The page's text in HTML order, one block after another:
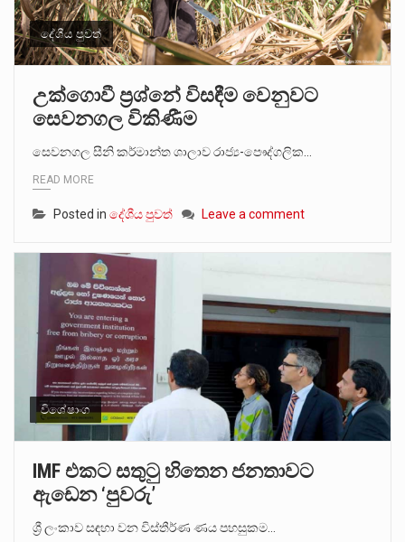
අගෝස්තු මස දෙවන ඉරිදා ලිට් රූම් සූම් සංවාදය පැවැත්වෙන්නේ "කතා කරන මහ වැව" නම් නකතාවක්…
දේශීය පුවත්
උක්ගොවී ප්‍රශ්නේ විසඳීම වෙනුවට
සෙවනගල විකිණීම
සෙවනගල සීනි කර්මාන්ත ශාලාව රාජ්‍ය-පෞද්ගලික…
READ MORE
Posted in දේශීය පුවත් Leave a comment
විශේෂාංග
IMF එකට සතුටු හිතෙන ජනතාවට
ඇඩෙන ‘පුවරු’
ශ්‍රී ලංකාව සඳහා වන විස්තීර්ණ ණය පහසුකම…